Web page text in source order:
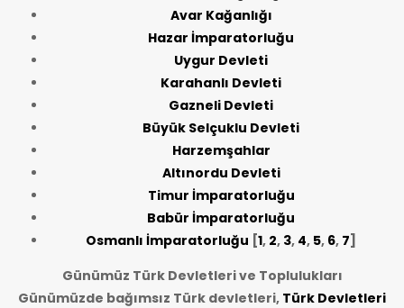
Avar Kağanlığı
Hazar İmparatorluğu
Uygur Devleti
Karahanlı Devleti
Gazneli Devleti
Büyük Selçuklu Devleti
Harzemşahlar
Altınordu Devleti
Timur İmparatorluğu
Babür İmparatorluğu
Osmanlı İmparatorluğu [1, 2, 3, 4, 5, 6, 7]
Günümüz Türk Devletleri ve Toplulukları
Günümüzde bağımsız Türk devletleri, Türk Devletleri